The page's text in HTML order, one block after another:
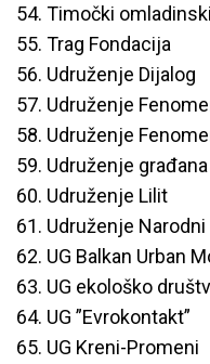
54. Timočki
55. Trag Fondacija
56. Udruženje Dijalog
57. Udruženje
58. Udruženje
59. Udruženje
60. Udruženje Lilit
61. Udruženje
62. UG Balkan Urban
63. UG ekološko
64. UG ”Evrokontakt”
65. UG Kreni-Promeni